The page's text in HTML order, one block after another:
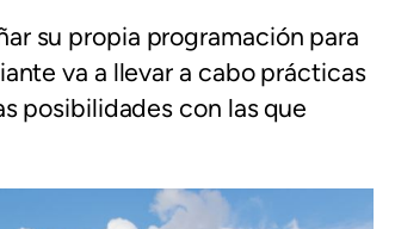
su propia programación para
va a llevar a cabo prácticas
posibilidades con las que